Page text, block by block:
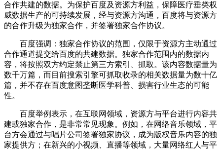
合作共建的数据。为保护百度及资源方利益，保障医疗垂类权
威数据生产的可持续发展，经与资源方沟通，百度将与资源方
的合作升级为独家合作，并签署独家合作协议。
百度强调：独家合作协议的范围，仅限于资源方主动通过
合作通道提交给百度的共建数据。独家合作范围内的数据内
容，将按照双方约定禁止第三方索引、抓取。该内容数据量为
数千万篇，而目前搜索引擎可抓取收录的相关数据量为数十亿
篇，并不存在百度意图垄断医学科普、损害行业生态的可能
性。
百度举例表示，在互联网领域，资源方与平台进行内容共
建或独家合作，是非常常见现象。例如，在网络音乐领域，平
台方会通过与唱片公司签署独家协议，成为版权音乐内容的独
家提供方；在新兴的小视频、直播等领域，大量网络红人与平